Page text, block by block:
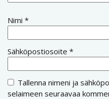
Nimi *
Sähköpostiosoite *
Tallenna nimeni ja
selaimeen seuraavaa